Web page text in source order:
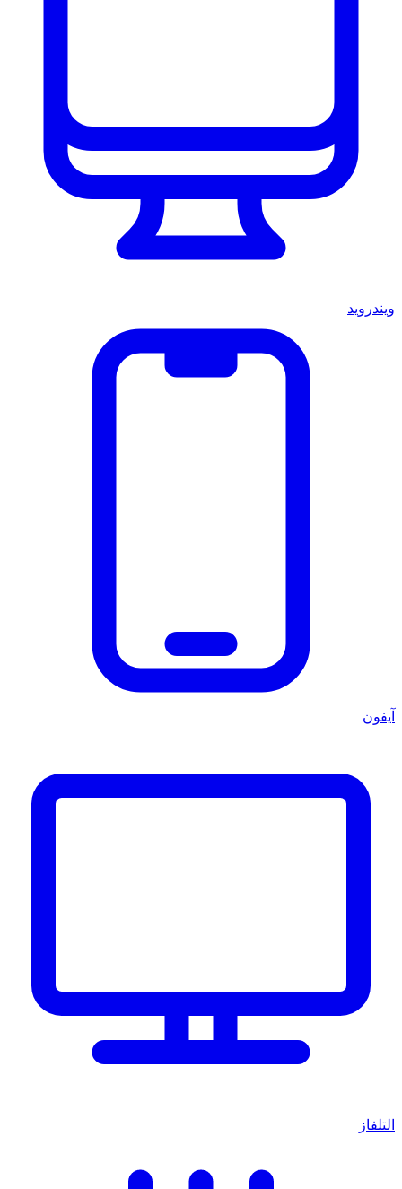
ويندرويد
آيفون
التلفاز